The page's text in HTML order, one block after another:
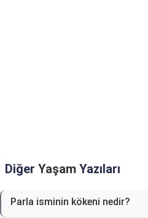
Diğer Yaşam Yazıları
Parla isminin kökeni nedir?